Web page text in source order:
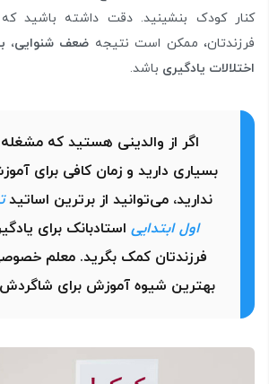
کنار کودک بنشینید. دقت داشته باشید
فرزندتان، ممکن است نتیجه ضعف شنوایی،
اختلالات یادگیری باشد.
اگر از والدینی هستید که
بسیاری دارید و زمان کافی برای
ندارید، می‌توانید از برترین اساتید
اول ابتدایی استادبانک برای
فرزندتان کمک بگرید. معلم
بهترین شیوه آموزش برای